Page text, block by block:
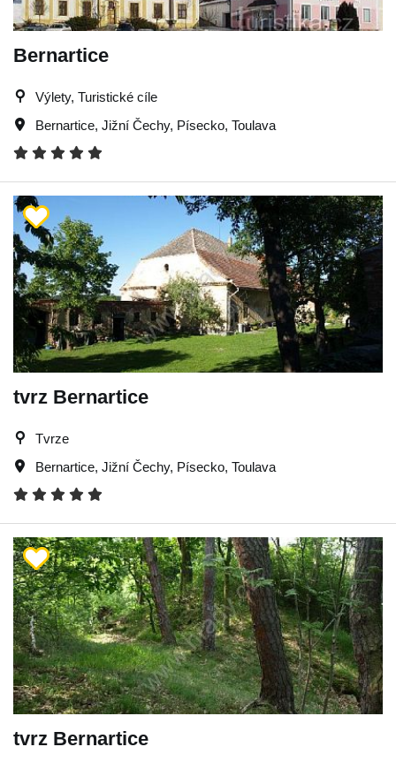
Bernartice
Výlety, Turistické cíle
Bernartice, Jižní Čechy, Písecko, Toulava
tvrz Bernartice
Tvrze
Bernartice, Jižní Čechy, Písecko, Toulava
tvrz Bernartice